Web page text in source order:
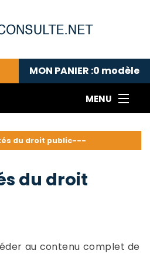
MON PANIER :0 modèle
MENU
---Actualités du droit public---
Droit pénal---
Droit privé ---
Abonnement aux actualités
du droit public---
du droit
au contenu complet de